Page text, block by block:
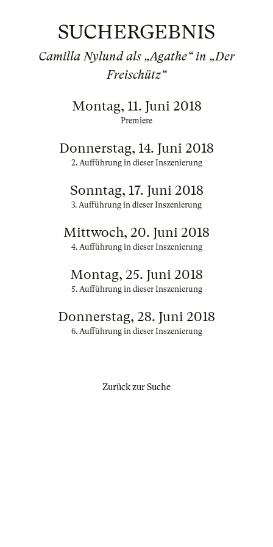
SUCHERGEBNIS
Camilla Nylund als „Agathe“ in „Der
Freischütz“
Montag, 11. Juni 2018
Premiere
Donnerstag, 14. Juni 2018
2. Aufführung in dieser Inszenierung
Sonntag, 17. Juni 2018
3. Aufführung in dieser Inszenierung
Mittwoch, 20. Juni 2018
4. Aufführung in dieser Inszenierung
Montag, 25. Juni 2018
5. Aufführung in dieser Inszenierung
Donnerstag, 28. Juni 2018
6. Aufführung in dieser Inszenierung
Zurück zur Suche